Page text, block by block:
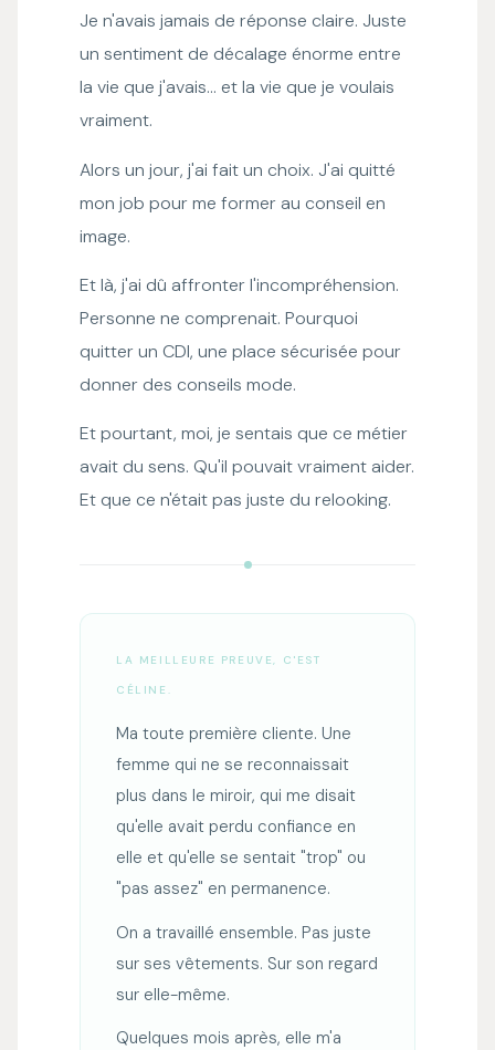
Je n'avais jamais de réponse claire. Juste
un sentiment de décalage énorme entre
la vie que j'avais… et la vie que je voulais
vraiment.
Alors un jour, j'ai fait un choix. J'ai quitté
mon job pour me former au conseil en
image.
Et là, j'ai dû affronter l'incompréhension.
Personne ne comprenait. Pourquoi
quitter un CDI, une place sécurisée pour
donner des conseils mode.
Et pourtant, moi, je sentais que ce métier
avait du sens. Qu'il pouvait vraiment aider.
Et que ce n'était pas juste du relooking.
LA MEILLEURE PREUVE, C'EST
CÉLINE.
Ma toute première cliente. Une
femme qui ne se reconnaissait
plus dans le miroir, qui me disait
qu'elle avait perdu confiance en
elle et qu'elle se sentait "trop" ou
"pas assez" en permanence.
On a travaillé ensemble. Pas juste
sur ses vêtements. Sur son regard
sur elle-même.
Quelques mois après, elle m'a